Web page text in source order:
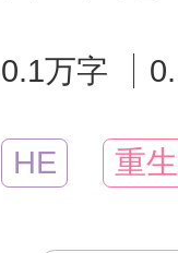
0.1万字
HE 重生